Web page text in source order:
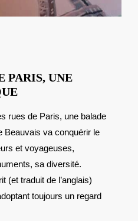
PARIS, UNE
PAR
RUES
DE
PARIS,
UNE
BALADE
POÉTIQUE
Beauvais va conquérir le
et voyageuses,
sa diversité.
(et traduit de l’anglais)
toujours un regard